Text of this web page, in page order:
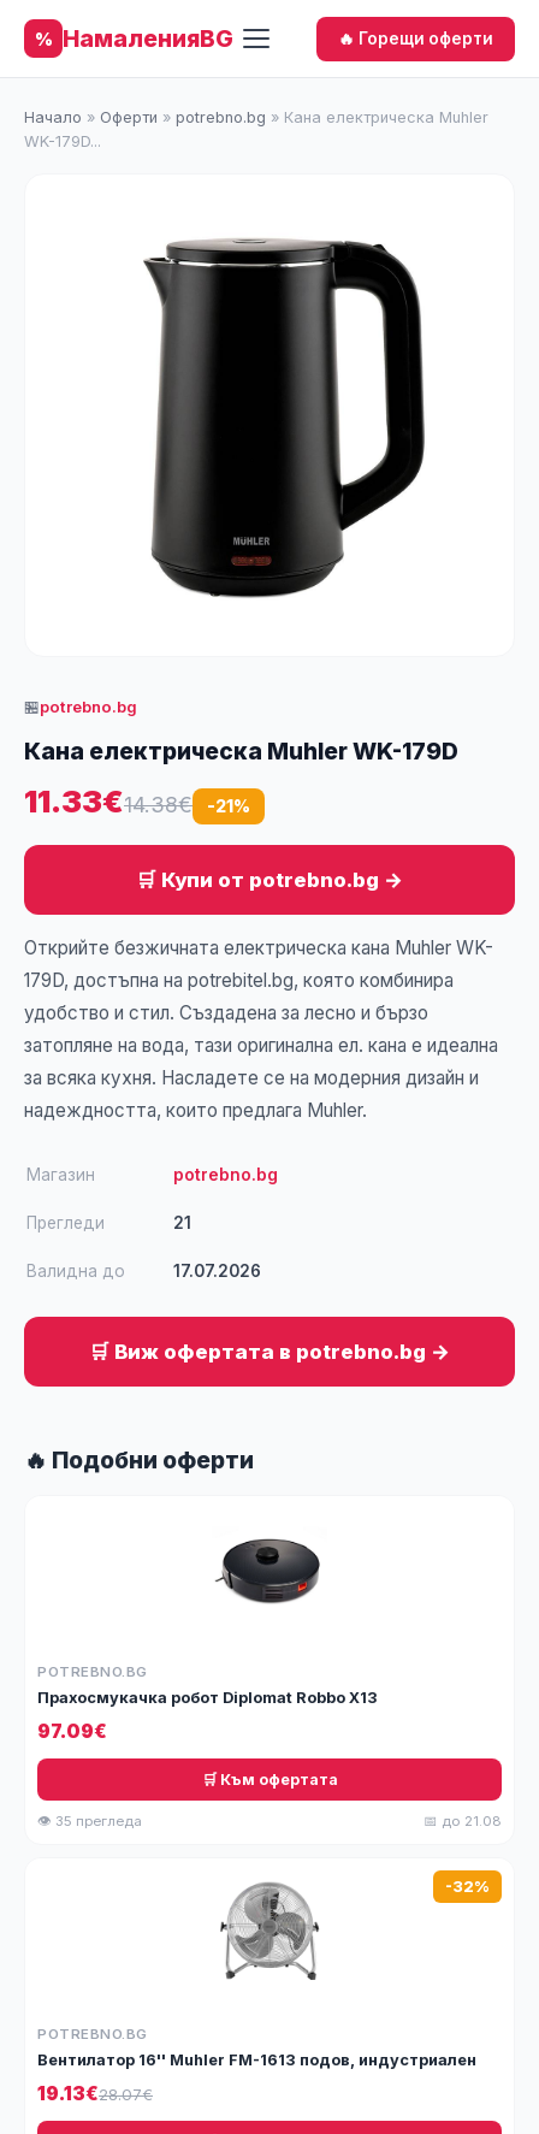
% НамаленияBG 🔥 Горещи оферти
Начало » Оферти » potrebno.bg » Кана електрическа Muhler
WK-179D...
🏪potrebno.bg
Кана електрическа Muhler WK-179D
11.33€14.38€ -21%
🛒 Купи от potrebno.bg →
Открийте безжичната електрическа кана Muhler WK-
179D, достъпна на potrebitel.bg, която комбинира
удобство и стил. Създадена за лесно и бързо
затопляне на вода, тази оригинална ел. кана е идеална
за всяка кухня. Насладете се на модерния дизайн и
надеждността, които предлага Muhler.
Магазин potrebno.bg
Прегледи 21
Валидна до 17.07.2026
🛒 Виж офертата в potrebno.bg →
🔥 Подобни оферти
POTREBNO.BG
Прахосмукачка робот Diplomat Robbo X13
97.09€
🛒 Към офертата
👁 35 прегледа 📅 до 21.08
-32%
POTREBNO.BG
Вентилатор 16'' Muhler FM-1613 подов, индустриален
19.13€28.07€